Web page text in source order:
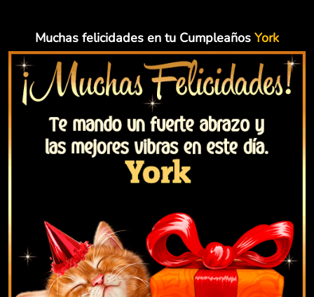
Muchas felicidades en tu Cumpleaños York